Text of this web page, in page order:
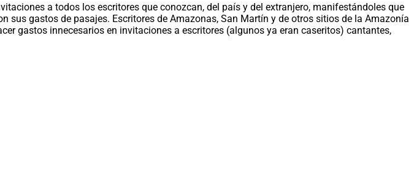
a todos los escritores que conozcan, del país y del extranjero, manifestándoles que
gastos de pasajes. Escritores de Amazonas, San Martín y de otros sitios de la Amazonía
gastos innecesarios en invitaciones a escritores (algunos ya eran caseritos) cantantes,